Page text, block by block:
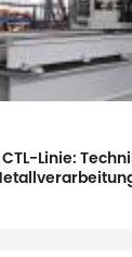
Linie: